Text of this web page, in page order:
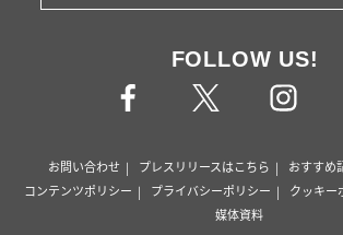
FOLLOW US!
お問い合わせ プレスリリースはこちら おすすめ
コンテンツポリシー
プライバシーポリシー クッキー
媒体資料